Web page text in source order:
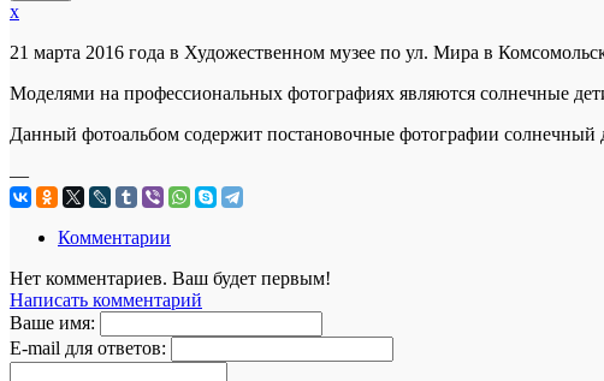
x
21 марта 2016 года в Художественном музее по ул. Мира в
Моделями на профессиональных фотографиях являются солнечные
Данный фотоальбом содержит постановочные фотографии солнечный
—
Комментарии
Нет комментариев. Ваш будет первым!
Написать комментарий
Ваше имя:
E-mail для ответов: